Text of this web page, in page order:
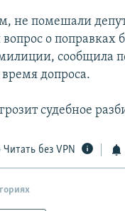
не помешали
вопрос о
сообщила
время допроса.
судебное
Читать без VPN